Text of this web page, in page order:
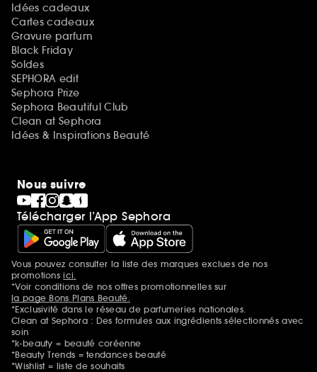
Idées cadeaux
Cartes cadeaux
Gravure parfum
Black Friday
Soldes
SEPHORA edit
Sephora Prize
Sephora Beautiful Club
Clean at Sephora
Idées & Inspirations Beauté
Nous suivre
Télécharger l’App Sephora
Mentions additionnelles
Vous pouvez consulter la liste des marques exclues de nos
promotionsici.
*Voir conditions de nos offres promotionnelles sur
la page Bons Plans Beauté.
*Exclusivité dans le réseau de parfumeries nationales.
Clean at Sephora : Des formules aux ingrédients sélectionnés avec
soin
*k-beauty = beauté coréenne
*Beauty Trends = tendances beauté
*Wishlist = liste de souhaits